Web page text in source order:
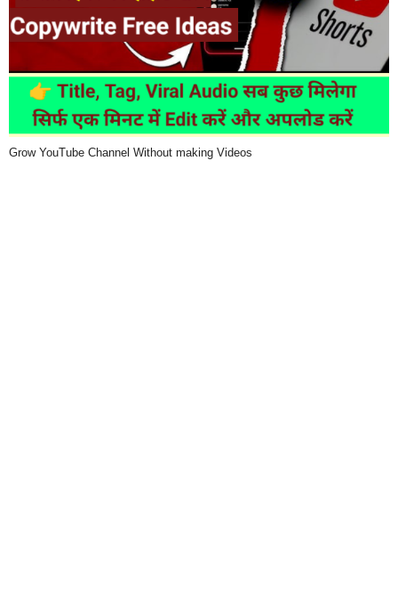
Grow YouTube Channel Without making Videos